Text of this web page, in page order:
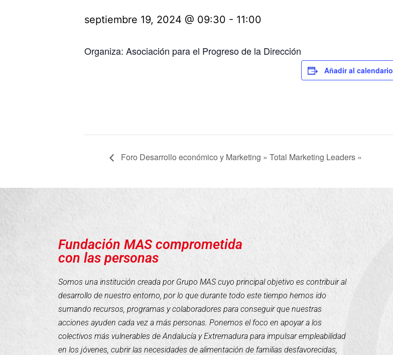
septiembre 19, 2024 @ 09:30 - 11:00
Organiza: Asociación para el Progreso de la Dirección
Añadir al calendario
Foro Desarrollo económico y Marketing » Total Marketing Leaders «
Fundación MAS comprometida
con las personas
Somos una institución creada por Grupo MAS cuyo principal objetivo es contribuir al
desarrollo de nuestro entorno, por lo que durante todo este tiempo hemos ido
sumando recursos, programas y colaboradores para conseguir que nuestras
acciones ayuden cada vez a más personas. Ponemos el foco en apoyar a los
colectivos más vulnerables de Andalucía y Extremadura para impulsar empleabilidad
en los jóvenes, cubrir las necesidades de alimentación de familias desfavorecidas,